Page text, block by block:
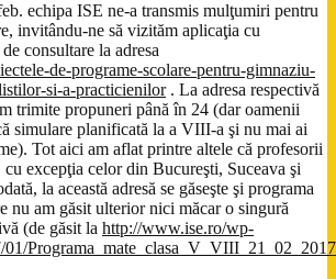
echipa ISE ne-a transmis mulţumiri pentru
invitându-ne să vizităm aplicaţia cu
consultare la adresa
de-programe-scolare-pentru-gimnaziu-
si-a-practicienilor. La adresa respectivă
trimite propuneri până în 24 (dar oamenii
simulare planificată la a VIII-a şi nu mai ai
Tot aici am aflat printre altele că profesorii
excepţia celor din Bucureşti, Suceava şi
la această adresă se găseşte şi programa
nu am găsit ulterior nici măcar o singură
(de găsit la http://www.ise.ro/wp-
01/